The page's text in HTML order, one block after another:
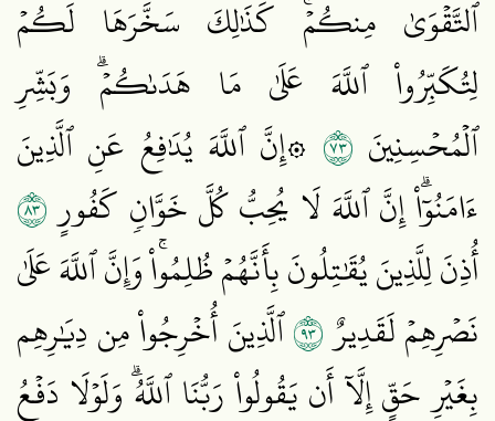
ٱلتَّقۡوَىٰ مِنكُمۡۚ كَذَٰلِكَ سَخَّرَهَا لَكُمۡ
لِتُكَبِّرُواْ ٱللَّهَ عَلَىٰ مَا هَدَىٰكُمۡۗ وَبَشِّرِ
ٱلۡمُحۡسِنِينَ ٣٧ ۞إِنَّ ٱللَّهَ يُدَٰفِعُ عَنِ ٱلَّذِينَ
ءَامَنُوٓاْۗ إِنَّ ٱللَّهَ لَا يُحِبُّ كُلَّ خَوَّانٖ كَفُورٍ٣٨
أُذِنَ لِلَّذِينَ يُقَٰتِلُونَ بِأَنَّهُمۡ ظُلِمُواْۚ وَإِنَّ ٱللَّهَ عَلَىٰ
نَصۡرِهِمۡ لَقَدِيرٌ ٣٩ٱلَّذِينَ أُخۡرِجُواْ مِن دِيَٰرِهِم
بِغَيۡرِ حَقٍّ إِلَّآ أَن يَقُولُواْ رَبُّنَا ٱللَّهُۗ وَلَوۡلَا دَفۡعُ